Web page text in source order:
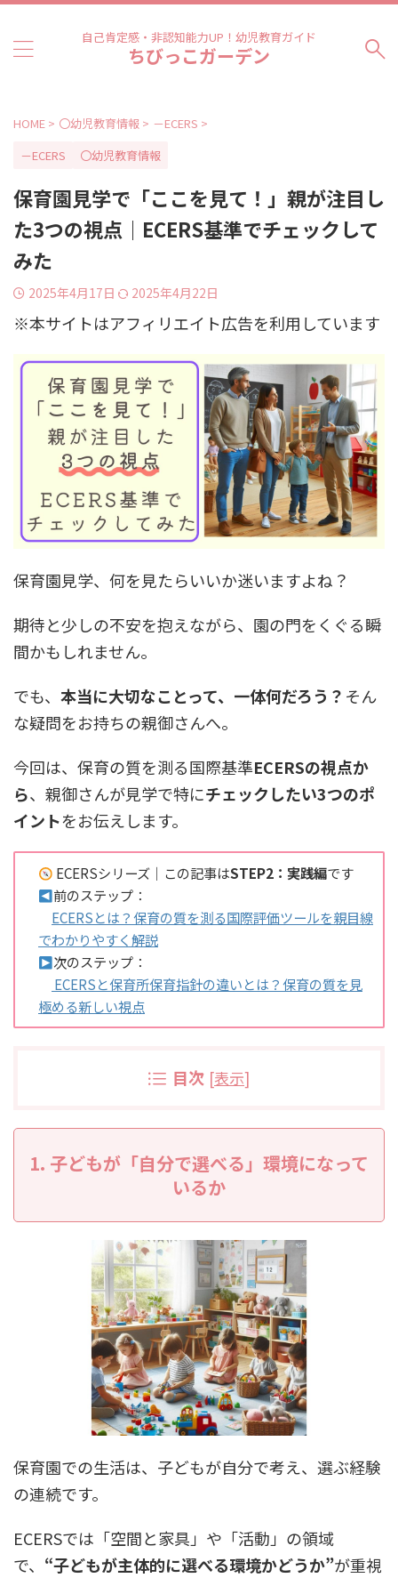
自己肯定感・非認知能力UP！幼児教育ガイド
ちびっこガーデン
HOME > 〇幼児教育情報 > －ECERS >
－ECERS
〇幼児教育情報
保育園見学で「ここを見て！」親が注目し
た3つの視点｜ECERS基準でチェックして
みた
2025年4月17日 2025年4月22日
※本サイトはアフィリエイト広告を利用しています
保育園見学、何を見たらいいか迷いますよね？
期待と少しの不安を抱えながら、園の門をくぐる瞬
間かもしれません。
でも、 本当に大切なことって、一体何だろう？ そん
な疑問をお持ちの親御さんへ。
今回は、保育の質を測る国際基準ECERSの視点か
ら、親御さんが見学で特にチェックしたい3つのポ
イントをお伝えします。
ECERSシリーズ｜この記事はSTEP2：実践編です
前のステップ：
ECERSとは？保育の質を測る国際評価ツールを親目線
でわかりやすく解説
次のステップ：
ECERSと保育所保育指針の違いとは？保育の質を見
極める新しい視点
目次 [表示]
1. 子どもが「自分で選べる」環境になって
いるか
保育園での生活は、子どもが自分で考え、選ぶ経験
の連続です。
ECERSでは「空間と家具」や「活動」の領域
で、 “子どもが主体的に選べる環境かどうか”が重視